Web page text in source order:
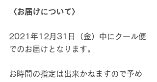
〈お届けについて〉
2021年12月31日（金）中にクール便
でのお届けとなります。
お時間の指定は出来かねますので予め